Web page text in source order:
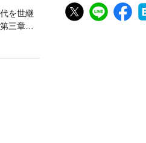
を世継
三章